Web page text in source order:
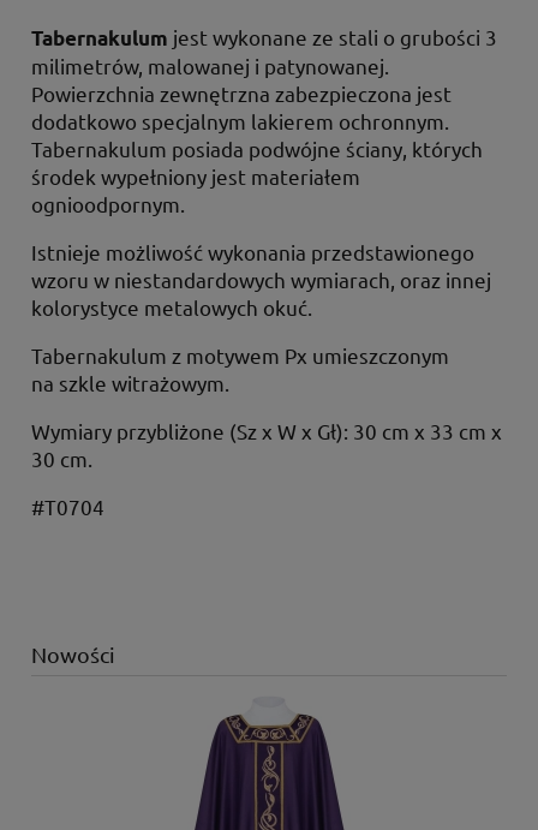
Tabernakulum jest wykonane ze stali o grubości 3
milimetrów, malowanej i patynowanej.
Powierzchnia zewnętrzna zabezpieczona jest
dodatkowo specjalnym lakierem ochronnym.
Tabernakulum posiada podwójne ściany, których
środek wypełniony jest materiałem
ognioodpornym.
Istnieje możliwość wykonania przedstawionego
wzoru w niestandardowych wymiarach, oraz innej
kolorystyce metalowych okuć.
Tabernakulum z motywem Px umieszczonym
na szkle witrażowym.
Wymiary przybliżone (Sz x W x Gł): 30 cm x 33 cm x
30 cm.
#T0704
Nowości